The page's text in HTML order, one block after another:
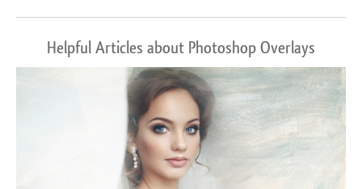
Helpful Articles about Photoshop Overlays